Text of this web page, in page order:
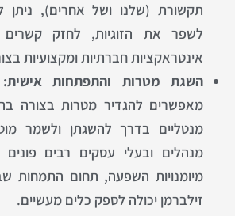
תקשורת (שלנו ושל אחרים), ניתן
לשפר את הזוגיות, לחזק קשרים
אינטראקציות חברתיות ומקצועיות
השגת מטרות והתפתחות אישית:
מאפשרים להגדיר מטרות בצורה
מנטליים בדרך להשגתן ולשמר
מנהלים ובעלי עסקים רבים
מיומנויות השפעה, תחום התמחות
זילברמן יכולה לספק כלים מעשיים.